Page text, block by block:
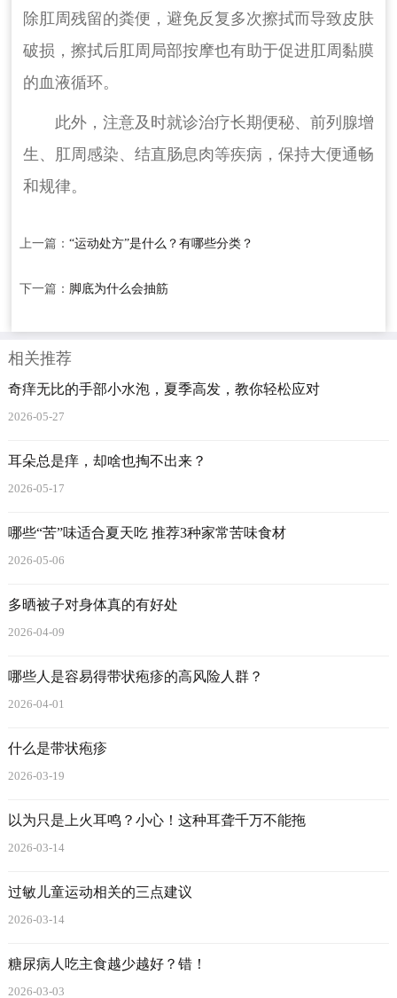
除肛周残留的粪便，避免反复多次擦拭而导致皮肤
破损，擦拭后肛周局部按摩也有助于促进肛周黏膜
的血液循环。
此外，注意及时就诊治疗长期便秘、前列腺增
生、肛周感染、结直肠息肉等疾病，保持大便通畅
和规律。
上一篇： “运动处方”是什么？有哪些分类？
下一篇： 脚底为什么会抽筋
相关推荐
奇痒无比的手部小水泡，夏季高发，教你轻松应对
2026-05-27
耳朵总是痒，却啥也掏不出来？
2026-05-17
哪些“苦”味适合夏天吃 推荐3种家常苦味食材
2026-05-06
多晒被子对身体真的有好处
2026-04-09
哪些人是容易得带状疱疹的高风险人群？
2026-04-01
什么是带状疱疹
2026-03-19
以为只是上火耳鸣？小心！这种耳聋千万不能拖
2026-03-14
过敏儿童运动相关的三点建议
2026-03-14
糖尿病人吃主食越少越好？错！
2026-03-03